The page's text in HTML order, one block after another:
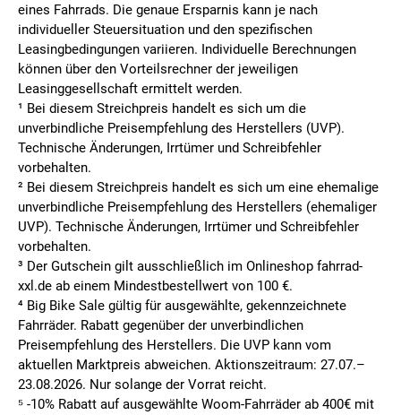
eines Fahrrads. Die genaue Ersparnis kann je nach
individueller Steuersituation und den spezifischen
Leasingbedingungen variieren. Individuelle Berechnungen
können über den Vorteilsrechner der jeweiligen
Leasinggesellschaft ermittelt werden.
¹ Bei diesem Streichpreis handelt es sich um die
unverbindliche Preisempfehlung des Herstellers (UVP).
Technische Änderungen, Irrtümer und Schreibfehler
vorbehalten.
² Bei diesem Streichpreis handelt es sich um eine ehemalige
unverbindliche Preisempfehlung des Herstellers (ehemaliger
UVP). Technische Änderungen, Irrtümer und Schreibfehler
vorbehalten.
³ Der Gutschein gilt ausschließlich im Onlineshop fahrrad-
xxl.de ab einem Mindestbestellwert von 100 €.
⁴ Big Bike Sale gültig für ausgewählte, gekennzeichnete
Fahrräder. Rabatt gegenüber der unverbindlichen
Preisempfehlung des Herstellers. Die UVP kann vom
aktuellen Marktpreis abweichen. Aktionszeitraum: 27.07.–
23.08.2026. Nur solange der Vorrat reicht.
⁵ -10% Rabatt auf ausgewählte Woom-Fahrräder ab 400€ mit